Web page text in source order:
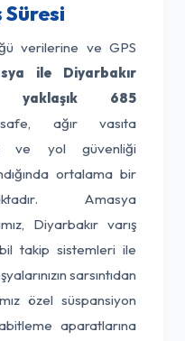
Süresi
verilerine ve GPS
ile Diyarbakır
yaklaşık 685
ağır vasıta
ve yol güvenliği
ortalama bir
Amasya
Diyarbakır varış
takip sistemleri ile
sarsıntıdan
özel süspansiyon
aparatlarına